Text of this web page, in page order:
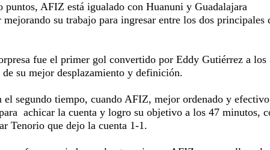
puntos, AFIZ está igualado con Huanuni y Guadalajara
su trabajo para ingresar entre los dos principales
fue el primer gol convertido por Eddy Gutiérrez a los
su mejor desplazamiento y definición.
el segundo tiempo, cuando AFIZ, mejor ordenado y
achicar la cuenta y logro su objetivo a los 47 minutos,
Tenorio que dejo la cuenta 1-1.